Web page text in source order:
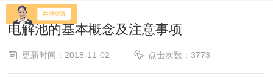
电解池的基本概念及注意事项
更新时间：2018-11-02 点击次数：3773